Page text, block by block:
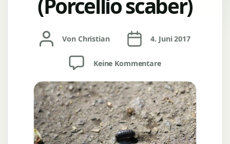
(Porcellio scaber)
Beitragsautor
Von Christian Veröffentlichungsdatum
4. Juni 2017
Keine Kommentarezu
(Porcellio
scaber)